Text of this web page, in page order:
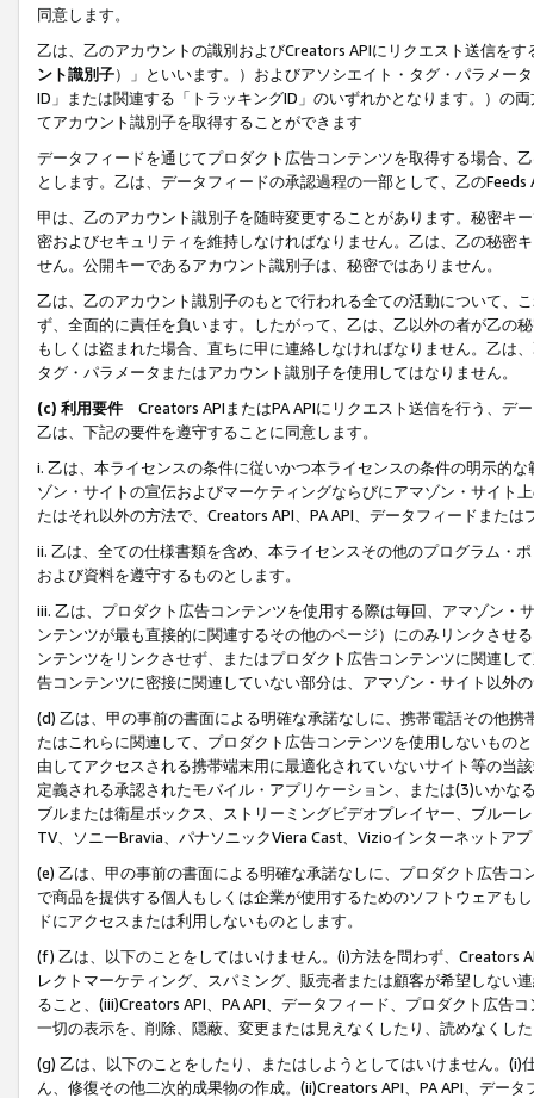
同意します。
乙は、乙のアカウントの識別およびCreators APIにリクエスト送信を
ント識別子）」といいます。）およびアソシエイト・タグ・パラメー
ID」または関連する「トラッキングID」のいずれかとなります。）の
てアカウント識別子を取得することができます
データフィードを通じてプロダクト広告コンテンツを取得する場合、
とします。乙は、データフィードの承認過程の一部として、乙の
甲は、乙のアカウント識別子を随時変更することがあります。秘密キ
密およびセキュリティを維持しなければなりません。乙は、乙の秘密
せん。公開キーであるアカウント識別子は、秘密ではありません。
乙は、乙のアカウント識別子のもとで行われる全ての活動について、
ず、全面的に責任を負います。したがって、乙は、乙以外の者が乙の
もしくは盗まれた場合、直ちに甲に連絡しなければなりません。乙は
タグ・パラメータまたはアカウント識別子を使用してはなりません。
(c) 利用要件 Creators APIまたはPA APIにリクエスト送信を行う、デ
乙は、下記の要件を遵守することに同意します。
i. 乙は、本ライセンスの条件に従いかつ本ライセンスの条件の明示的
ゾン・サイトの宣伝およびマーケティングならびにアマゾン・サイト
たはそれ以外の方法で、Creators API、PA API、データフィードまた
ii. 乙は、全ての仕様書類を含め、本ライセンスその他のプログラム・
および資料を遵守するものとします。
iii. 乙は、プロダクト広告コンテンツを使用する際は毎回、アマゾン
ンテンツが最も直接的に関連するその他のページ）にのみリンクさせ
ンテンツをリンクさせず、またはプロダクト広告コンテンツに関連し
告コンテンツに密接に関連していない部分は、アマゾン・サイト以外
(d) 乙は、甲の事前の書面による明確な承諾なしに、携帯電話その他
たはこれらに関連して、プロダクト広告コンテンツを使用しないもの
由してアクセスされる携帯端末用に最適化されていないサイト等の当
定義される承認されたモバイル・アプリケーション、または(3)いか
ブルまたは衛星ボックス、ストリーミングビデオプレイヤー、ブルー
TV、ソニーBravia、パナソニックViera Cast、Vizioインターネットア
(e) 乙は、甲の事前の書面による明確な承諾なしに、プロダクト広告
で商品を提供する個人もしくは企業が使用するためのソフトウェアも
ドにアクセスまたは利用しないものとします。
(f) 乙は、以下のことをしてはいけません。(i)方法を問わず、Creators
レクトマーケティング、スパミング、販売者または顧客が希望しない
ること、(iii)Creators API、PA API、データフィード、プロダクト広告
一切の表示を、削除、隠蔽、変更または見えなくしたり、読めなくし
(g) 乙は、以下のことをしたり、またはしようとしてはいけません。
ん、修復その他二次的成果物の作成。(ii)Creators API、PA API、デー